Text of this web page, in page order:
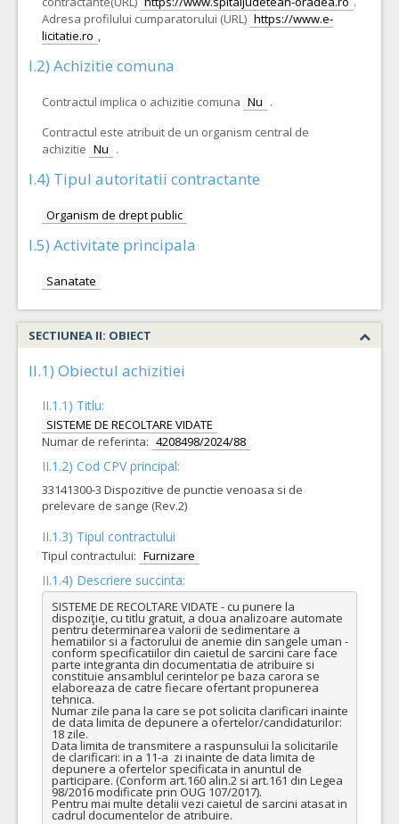
Adresa profilului cumparatorului (URL) https://www.e-
licitatie.ro ,
I.2) Achizitie comuna
Contractul implica o achizitie comuna Nu .
Contractul este atribuit de un organism central de
achizitie Nu .
I.4) Tipul autoritatii contractante
Organism de drept public
I.5) Activitate principala
Sanatate
SECTIUNEA II: OBIECT
II.1) Obiectul achizitiei
II.1.1) Titlu:
SISTEME DE RECOLTARE VIDATE
Numar de referinta: 4208498/2024/88
II.1.2) Cod CPV principal:
33141300-3 Dispozitive de punctie venoasa si de
prelevare de sange (Rev.2)
II.1.3) Tipul contractului
Tipul contractului: Furnizare
II.1.4) Descriere succinta:
SISTEME DE RECOLTARE VIDATE - cu punere la
dispoziţie, cu titlu gratuit, a doua analizoare automate
pentru determinarea valorii de sedimentare a
hematiilor si a factorului de anemie din sangele uman -
conform specificatiilor din caietul de sarcini care face
parte integranta din documentatia de atribuire si
constituie ansamblul cerintelor pe baza carora se
elaboreaza de catre fiecare ofertant propunerea
tehnica.
Numar zile pana la care se pot solicita clarificari inainte
de data limita de depunere a ofertelor/candidaturilor:
18 zile.
Data limita de transmitere a raspunsului la solicitarile
de clarificari: in a 11-a  zi inainte de data limita de
depunere a ofertelor specificata in anuntul de
participare. (Conform art.160 alin.2 si art.161 din Legea
98/2016 modificate prin OUG 107/2017).
Pentru mai multe detalii vezi caietul de sarcini atasat in
cadrul documentelor de atribuire.